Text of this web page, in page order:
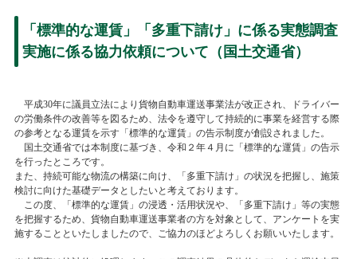
「標準的な運賃」「多重下請け」に係る実態調査
実施に係る協力依頼について（国土交通省）
平成30年に議員立法により貨物自動車運送事業法が改正され、ドライバー
の労働条件の改善等を図るため、法令を遵守して持続的に事業を経営する際
の参考となる運賃を示す「標準的な運賃」の告示制度が創設されました。
国土交通省では本制度に基づき、令和２年４月に「標準的な運賃」の告示
を行ったところです。
また、持続可能な物流の構築に向け、「多重下請け」の状況を把握し、施策
検討に向けた基礎データとしたいと考えております。
この度、「標準的な運賃」の浸透・活用状況や、「多重下請け」等の実態
を把握するため、貨物自動車運送事業者の方を対象として、アンケートを実
施することといたしましたので、ご協力のほどよろしくお願いいたします。